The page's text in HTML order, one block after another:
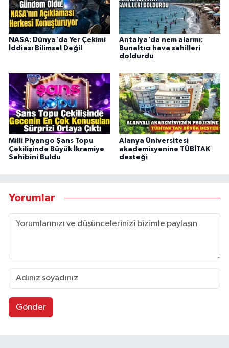
NASA: Dünya'da Yer Çekimi
İddiası Bilimsel Değil
Antalya'da nem alarmı:
Bunaltıcı hava sahilleri
doldurdu
Milli Piyango Şans Topu
Çekilişinde Büyük İkramiye
Sahibini Buldu
Alanya Üniversitesi
akademisyenine TÜBİTAK
desteği
Yorumlar
Gönder